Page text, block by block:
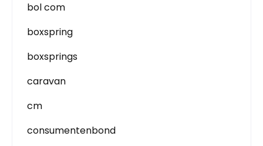
bol com
boxspring
boxsprings
caravan
cm
consumentenbond